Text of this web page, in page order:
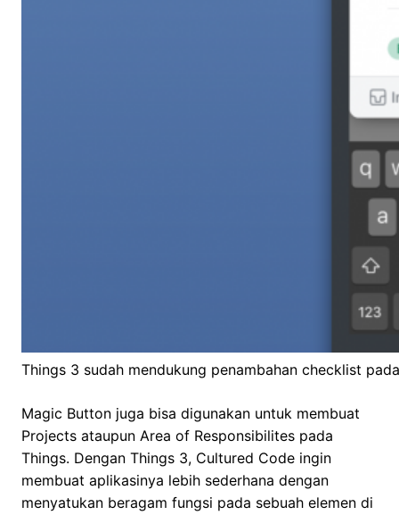
Things 3 sudah mendukung penambahan checklist
Magic Button juga bisa digunakan untuk membuat
Projects ataupun Area of Responsibilites pada
Things. Dengan Things 3, Cultured Code ingin
membuat aplikasinya lebih sederhana dengan
menyatukan beragam fungsi pada sebuah elemen di